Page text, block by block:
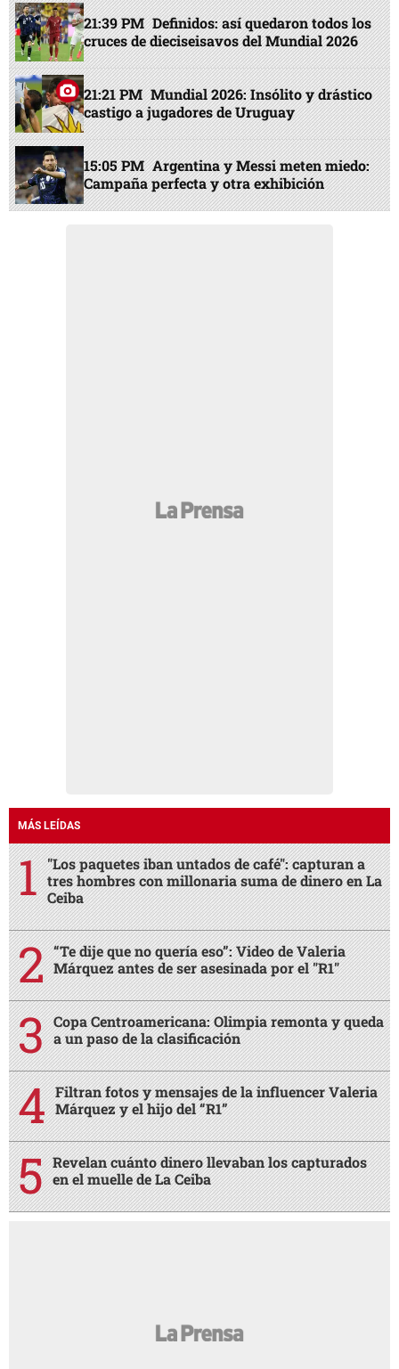
21:39 PM Definidos: así quedaron todos los
cruces de dieciseisavos del Mundial 2026
21:21 PM Mundial 2026: Insólito y drástico
castigo a jugadores de Uruguay
15:05 PM Argentina y Messi meten miedo:
Campaña perfecta y otra exhibición
MÁS LEÍDAS
"Los paquetes iban untados de café": capturan a
tres hombres con millonaria suma de dinero en La
Ceiba
“Te dije que no quería eso”: Video de Valeria
Márquez antes de ser asesinada por el "R1"
Copa Centroamericana: Olimpia remonta y queda
a un paso de la clasificación
Filtran fotos y mensajes de la influencer Valeria
Márquez y el hijo del “R1”
Revelan cuánto dinero llevaban los capturados
en el muelle de La Ceiba